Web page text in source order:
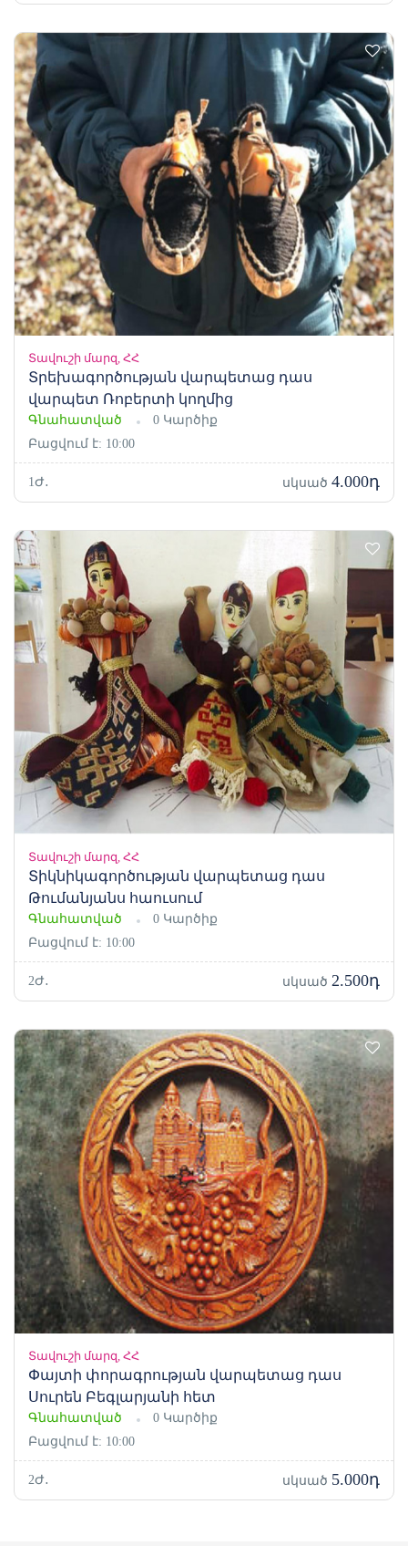
Տավուշի մարզ, ՀՀ
Տրեխագործության վարպետաց դաս
վարպետ Ռոբերտի կողմից
Գնահատված
0 Կարծիք
Բացվում է: 10:00
1Ժ․ սկսած 4.000դ
Տավուշի մարզ, ՀՀ
Տիկնիկագործության վարպետաց դաս
Թումանյանս հաուսում
Գնահատված
0 Կարծիք
Բացվում է: 10:00
2Ժ․ սկսած 2.500դ
Տավուշի մարզ, ՀՀ
Փայտի փորագրության վարպետաց դաս
Սուրեն Բեգլարյանի հետ
Գնահատված
0 Կարծիք
Բացվում է: 10:00
2Ժ․ սկսած 5.000դ